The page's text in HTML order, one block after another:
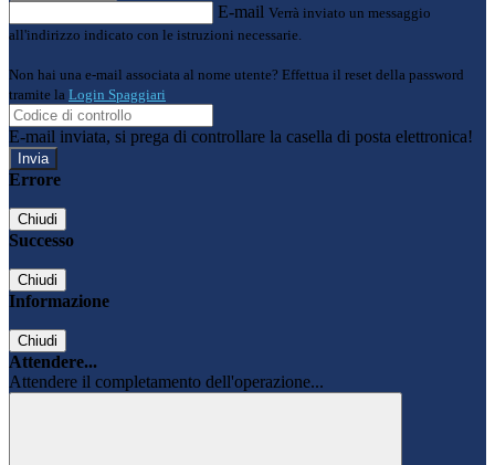
E-mail Verrà inviato un messaggio
all'indirizzo indicato con le istruzioni necessarie.
Non hai una e-mail associata al nome utente? Effettua il reset della password
tramite la Login Spaggiari
E-mail inviata, si prega di controllare la casella di posta elettronica!
Errore
Chiudi
Successo
Chiudi
Informazione
Chiudi
Attendere...
Attendere il completamento dell'operazione...